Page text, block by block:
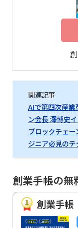
関連記事
AIで第四次産業
ン会長 澤博史
ブロックチェ
ジニア必見のテ
創業手帳の無
創業手帳